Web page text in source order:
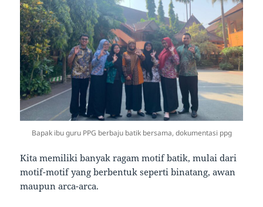
Bapak ibu guru PPG berbaju batik bersama, dokumentasi ppg
Kita memiliki banyak ragam motif batik, mulai dari
motif-motif yang berbentuk seperti binatang, awan
maupun arca-arca.